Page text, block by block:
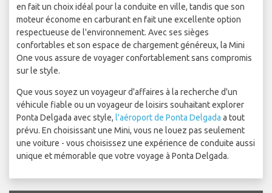
en fait un choix idéal pour la conduite en ville, tandis que son
moteur économe en carburant en fait une excellente option
respectueuse de l'environnement. Avec ses sièges
confortables et son espace de chargement généreux, la Mini
One vous assure de voyager confortablement sans compromis
sur le style.
Que vous soyez un voyageur d'affaires à la recherche d'un
véhicule fiable ou un voyageur de loisirs souhaitant explorer
Ponta Delgada avec style, l'aéroport de Ponta Delgada a tout
prévu. En choisissant une Mini, vous ne louez pas seulement
une voiture - vous choisissez une expérience de conduite aussi
unique et mémorable que votre voyage à Ponta Delgada.